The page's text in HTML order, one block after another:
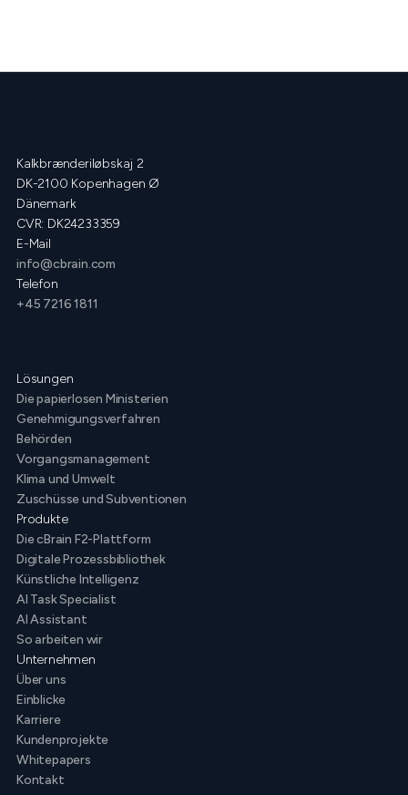
Kalkbrænderiløbskaj 2
DK-2100 Kopenhagen Ø
Dänemark
CVR: DK24233359
E-Mail
info@cbrain.com
Telefon
+45 7216 1811
Lösungen
Die papierlosen Ministerien
Genehmigungsverfahren
Behörden
Vorgangsmanagement
Klima und Umwelt
Zuschüsse und Subventionen
Produkte
Die cBrain F2-Plattform
Digitale Prozessbibliothek
Künstliche Intelligenz
AI Task Specialist
AI Assistant
So arbeiten wir
Unternehmen
Über uns
Einblicke
Karriere
Kundenprojekte
Whitepapers
Kontakt